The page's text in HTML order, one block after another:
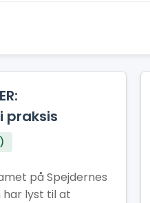
praksis
på Spejdernes
har lyst til at